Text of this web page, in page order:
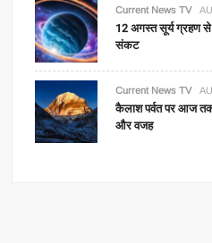
Current News TV
12 अगस्त सूर्य ग्रहण से
संकट
Current News TV
कैलाश पर्वत पर आज तक
और वजह